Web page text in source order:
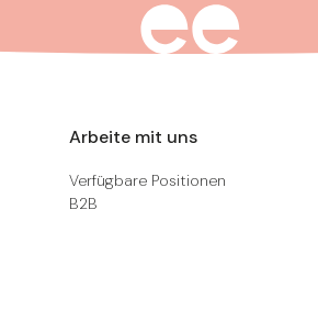
Arbeite mit uns
Verfügbare Positionen
B2B